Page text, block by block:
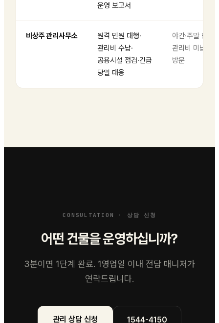
운영 보고서
비상주 관리사무소
원격 민원 대행·
관리비 수납·
공용시설 점검·긴급
당일 대응
야간·주말 민원
관리비 미납 독
방문
CONSULTATION · 상담 신청
어떤 건물을 운영하십니까?
3분이면 1단계 완료. 1영업일 이내 전담 매니저가
연락드립니다.
관리 상담 신청 1544-4150